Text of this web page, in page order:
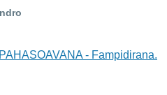
- Fampidirana.